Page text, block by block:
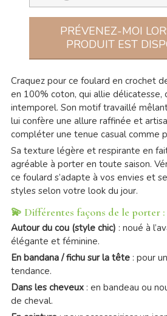
PRÉVENEZ-MOI
PRODUIT EST
Craquez pour ce foulard en crochet
en 100% coton, qui allie
intemporel. Son motif travaillé
lui confère une allure raffinée et
compléter une tenue casual comme
Sa texture légère et respirante en
agréable à porter en toute saison.
ce foulard s’adapte à vos envies et
styles selon votre look du jour.
💫 Différentes façons de le porter :
Autour du cou (style chic) : noué à
élégante et féminine.
En bandana / fichu sur la tête: pour
tendance.
Dans les cheveux: en bandeau ou
de cheval.